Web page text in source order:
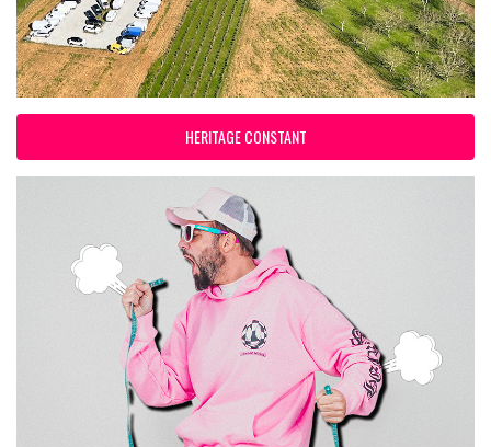
HERITAGE CONSTANT